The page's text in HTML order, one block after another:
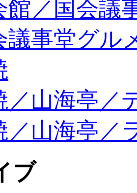
館／国会議
議事堂グル
／山海亭／
／山海亭／
ブ